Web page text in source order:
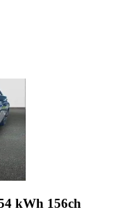
kWh 156ch